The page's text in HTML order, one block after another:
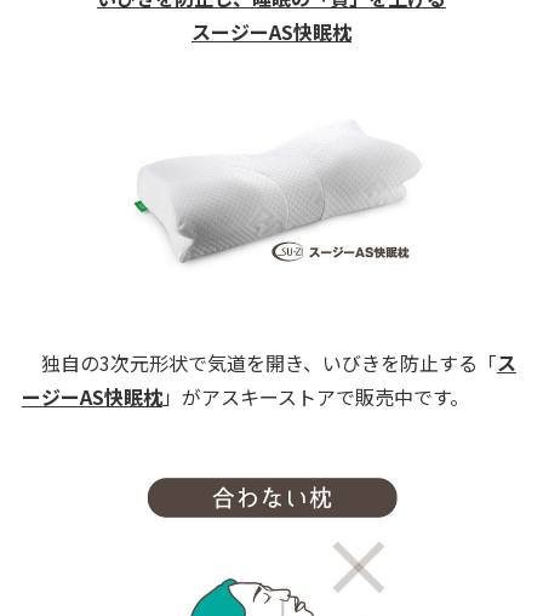
スージーAS快眠枕
独自の3次元形状で気道を開き、いびきを防止する「ス
ージーAS快眠枕」がアスキーストアで販売中です。